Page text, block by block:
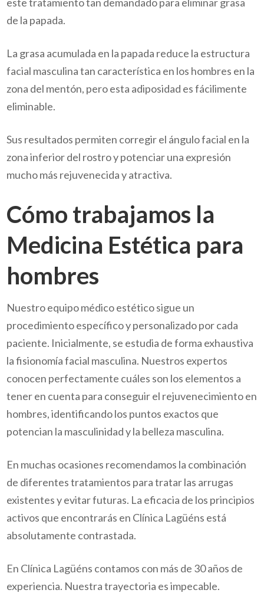
de la papada.
La grasa acumulada en la papada reduce la estructura
facial masculina tan característica en los hombres en la
zona del mentón, pero esta adiposidad es fácilimente
eliminable.
Sus resultados permiten corregir el ángulo facial en la
zona inferior del rostro y potenciar una expresión
mucho más rejuvenecida y atractiva.
Cómo trabajamos la
Medicina Estética para
hombres
Nuestro equipo médico estético sigue un
procedimiento específico y personalizado por cada
paciente. Inicialmente, se estudia de forma exhaustiva
la fisionomía facial masculina. Nuestros expertos
conocen perfectamente cuáles son los elementos a
tener en cuenta para conseguir el rejuvenecimiento en
hombres, identificando los puntos exactos que
potencian la masculinidad y la belleza masculina.
En muchas ocasiones recomendamos la combinación
de diferentes tratamientos para tratar las arrugas
existentes y evitar futuras. La eficacia de los principios
activos que encontrarás en Clínica Lagüéns está
absolutamente contrastada.
En Clínica Lagüéns contamos con más de 30 años de
experiencia. Nuestra trayectoria es impecable.